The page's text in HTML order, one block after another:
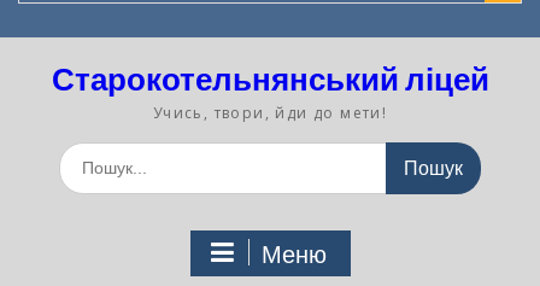
Старокотельнянський ліцей
Учись, твори, йди до мети!
Шукати:
Меню